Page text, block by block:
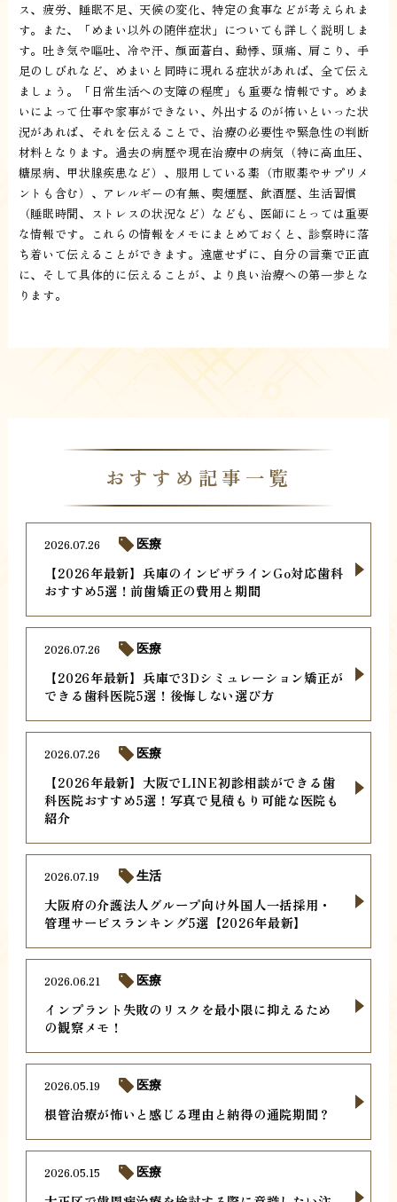
ス、疲労、睡眠不足、天候の変化、特定の食事などが考えられま
す。また、「めまい以外の随伴症状」についても詳しく説明しま
す。吐き気や嘔吐、冷や汗、顔面蒼白、動悸、頭痛、肩こり、手
足のしびれなど、めまいと同時に現れる症状があれば、全て伝え
ましょう。「日常生活への支障の程度」も重要な情報です。めま
いによって仕事や家事ができない、外出するのが怖いといった状
況があれば、それを伝えることで、治療の必要性や緊急性の判断
材料となります。過去の病歴や現在治療中の病気（特に高血圧、
糖尿病、甲状腺疾患など）、服用している薬（市販薬やサプリメ
ントも含む）、アレルギーの有無、喫煙歴、飲酒歴、生活習慣
（睡眠時間、ストレスの状況など）なども、医師にとっては重要
な情報です。これらの情報をメモにまとめておくと、診察時に落
ち着いて伝えることができます。遠慮せずに、自分の言葉で正直
に、そして具体的に伝えることが、より良い治療への第一歩とな
ります。
おすすめ記事一覧
【2026年最新】兵庫のインビザラインGo対応歯科
おすすめ5選！前歯矯正の費用と期間
2026.07.26 医療
【2026年最新】兵庫で3Dシミュレーション矯正が
できる歯科医院5選！後悔しない選び方
2026.07.26 医療
【2026年最新】大阪でLINE初診相談ができる歯
科医院おすすめ5選！写真で見積もり可能な医院も
紹介
2026.07.26 医療
大阪府の介護法人グループ向け外国人一括採用・
管理サービスランキング5選【2026年最新】
2026.07.19 生活
インプラント失敗のリスクを最小限に抑えるため
の観察メモ！
2026.06.21 医療
根管治療が怖いと感じる理由と納得の通院期間？
2026.05.19 医療
2026.05.15 医療